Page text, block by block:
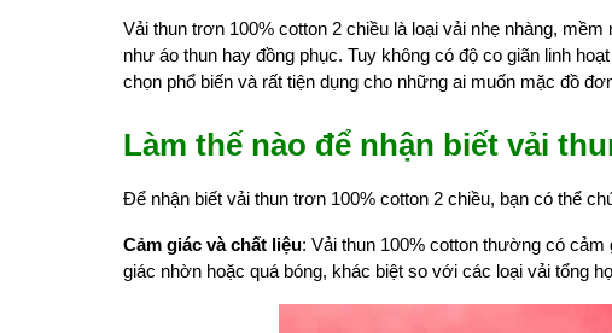
Vải thun trơn 100% cotton 2 chiều là loại vải nhẹ nhàng,
như áo thun hay đồng phục. Tuy không có độ co giãn linh
chọn phổ biến và rất tiện dụng cho những ai muốn mặc đồ
Làm thế nào để nhận biết vải
Để nhận biết vải thun trơn 100% cotton 2 chiều, bạn có thể
Cảm giác và chất liệu: Vải thun 100% cotton thường có
giác nhờn hoặc quá bóng, khác biệt so với các loại vải tổng